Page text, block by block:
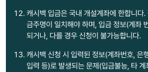
캐시백 입금은 국내 개설계좌에 한합니다.
금주명이 일치해야 하며, 입금 정보(계좌
되거나, 다를 경우 신청이 불가능합니다.
캐시백 신청 시 입력된 정보(계좌번호, 은
입력 등)로 발생되는 문제(입금불능, 타